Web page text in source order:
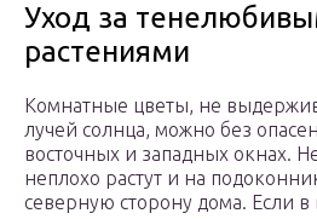
Уход за
растениями
Комнатные цветы, не
лучей солнца, можно без
восточных и западных окнах.
неплохо растут и на
северную сторону дома. Если